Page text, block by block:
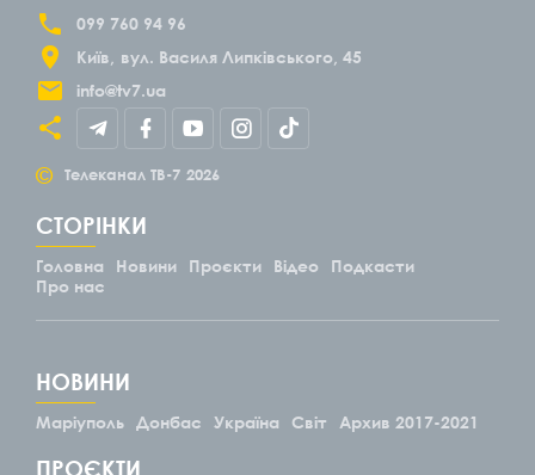
099 760 94 96
Київ
вул. Василя Липківського, 45
info@tv7.ua
© Телеканал ТВ-7 2026
СТОРІНКИ
Головна Новини Проєкти Відео
Подкасти
Про нас
НОВИНИ
Маріуполь Донбас Україна Світ Архив 2017-2021
ПРОЄКТИ